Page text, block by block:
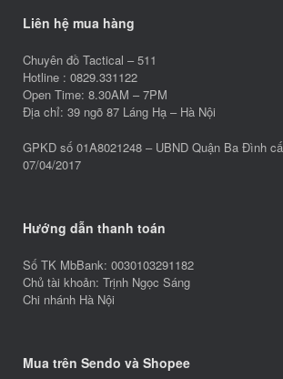
Liên hệ mua hàng
Chuyên đồ Tactical – 511
Hotline : 0829.331122
Open Time: 8.30AM – 7PM
Địa chỉ: 39 ngõ 87 Láng Hạ – Hà Nội
GPKD số 01A8021248 – UBND Quận Ba Đình
07/04/2017
Hướng dẫn thanh toán
Số TK MbBank: 0030103291182
Chủ tài khoản: Trịnh Ngọc Sáng
Chi nhánh Hà Nội
Mua trên Sendo và Shopee